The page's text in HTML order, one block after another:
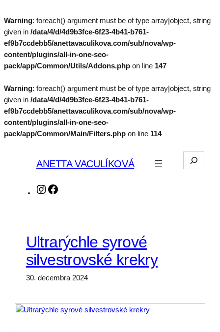
Warning: foreach() argument must be of type array|object, string
given in /data/4/d/4d9b3fce-6f23-4b41-b761-
ef9b7ccdebb5/anettavaculikova.com/sub/nova/wp-
content/plugins/all-in-one-seo-
pack/app/Common/Utils/Addons.php on line 147
Warning: foreach() argument must be of type array|object, string
given in /data/4/d/4d9b3fce-6f23-4b41-b761-
ef9b7ccdebb5/anettavaculikova.com/sub/nova/wp-
content/plugins/all-in-one-seo-
pack/app/Common/Main/Filters.php on line 114
ANETTA VACULÍKOVÁ
Hľadať
Instagram
Ultrarýchle syrové
silvestrovské krekry
30. decembra 2024